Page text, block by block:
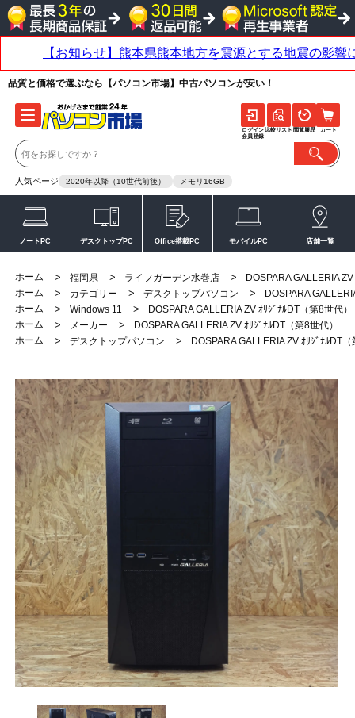
品質と価格で選ぶなら【パソコン市場】中古パソコンが安い！
人気ページ 2020年以降（10世代前後） メモリ16GB
ログイン
会員登録
比較リスト 閲覧履歴 カート
ノートPC デスクトップPC Office搭載PC モバイルPC 店舗一覧
ホーム > 福岡県 > ライフガーデン水巻店 >
DOSPARA GALLERIA
ホーム
> カテゴリー > デスクトップパソコン >
DOSPARA
ホーム
> Windows 11 >
DOSPARA GALLERIA ZV ｵﾘｼﾞﾅﾙDT（第8世代）
ホーム
> メーカー >
DOSPARA GALLERIA ZV ｵﾘｼﾞﾅﾙDT（第8世代）
ホーム
> デスクトップパソコン > DOSPARA GALLERIA ZV ｵﾘｼﾞﾅﾙDT